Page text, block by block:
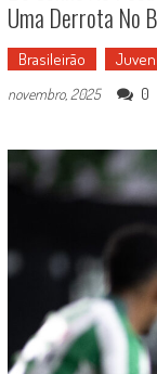
Uma Derrota No
Brasileirão
novembro, 2025
0